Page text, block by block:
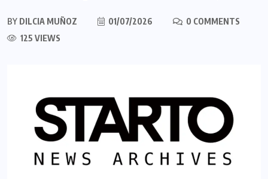
BY DILCIA MUÑOZ 01/07/2026
0 COMMENTS
125 VIEWS